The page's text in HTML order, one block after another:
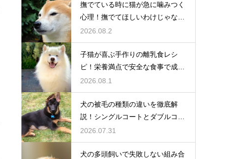
撫でている時に猫が急に噛みつく
心理！撫でてほしいわけじゃな
い？
2026.08.2
子猫が喜ぶ手作りの離乳食レシ
ピ！栄養満点で安全な食事で成長
を応援
2026.08.1
犬の被毛の種類の違いを徹底解
説！シングルコートとダブルコー
トの謎
2026.07.31
犬の多頭飼いで失敗しない組み合